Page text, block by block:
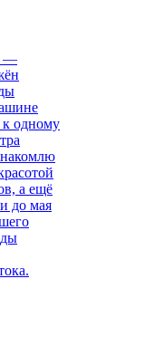
—
к одному
а ещё
до мая